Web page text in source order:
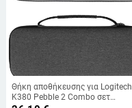
Θήκη αποθήκευσης για Logitech
K380 Pebble 2 Combo σετ